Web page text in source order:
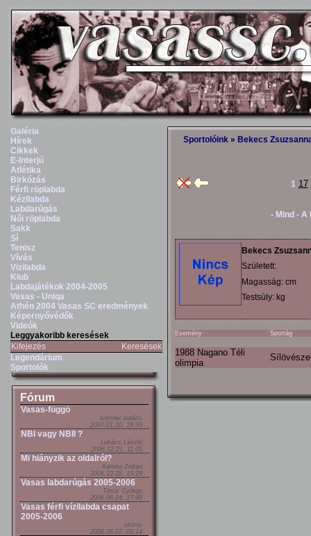
Galéria
Hírek
Cikkek
E-Interjú
Atlétika
Birkózás
Férfi röplabda
Kézilabda
Labdarúgás
Női röplabda
Sakk
Sí
Tenisz
Vívás
Vizilabda
Klub
Labdajátékok 2004-2005
Vasas - Uniqa
Athén 2004 Vasas SC eredmények
Képernyővédők
Videók
Leggyakoribb keresések
Kifejezés
Keresések
Legendárium
Sportolók
Fórum
Vasas-függö
brenner balázs
2007.01.10. 19:39
NBI vagy NBII ?
Lukács László
2006.12.21. 11:05
Mi hiányzik az oldalról?
Katona Zoltán
2006.10.28. 19:29
Vasas labdarúgás 2005-2006
Timár György
2006.06.24. 17:48
Vasas férfi vízilabda csapat
2005-2006
skizoo
2006.06.07. 00:14
Sportolóink » Bekecs
1 17
- Mind - A
Bekecs
Született:
Magasság: cm
Testsúly: kg
Esemény Sportág
1988 Nagano Téli
olimpia